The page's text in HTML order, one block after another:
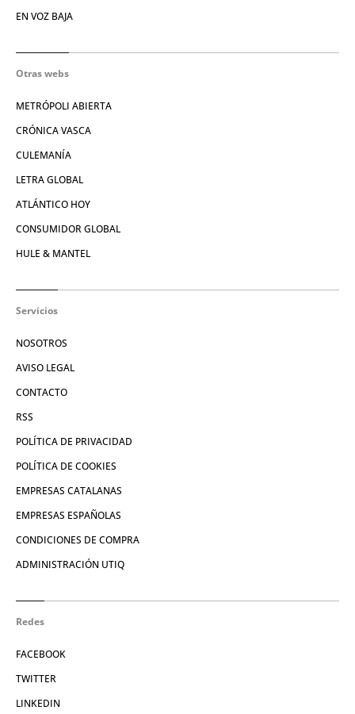
EN VOZ BAJA
Otras webs
METRÓPOLI ABIERTA
CRÓNICA VASCA
CULEMANÍA
LETRA GLOBAL
ATLÁNTICO HOY
CONSUMIDOR GLOBAL
HULE & MANTEL
Servicios
NOSOTROS
AVISO LEGAL
CONTACTO
RSS
POLÍTICA DE PRIVACIDAD
POLÍTICA DE COOKIES
EMPRESAS CATALANAS
EMPRESAS ESPAÑOLAS
CONDICIONES DE COMPRA
ADMINISTRACIÓN UTIQ
Redes
FACEBOOK
TWITTER
LINKEDIN